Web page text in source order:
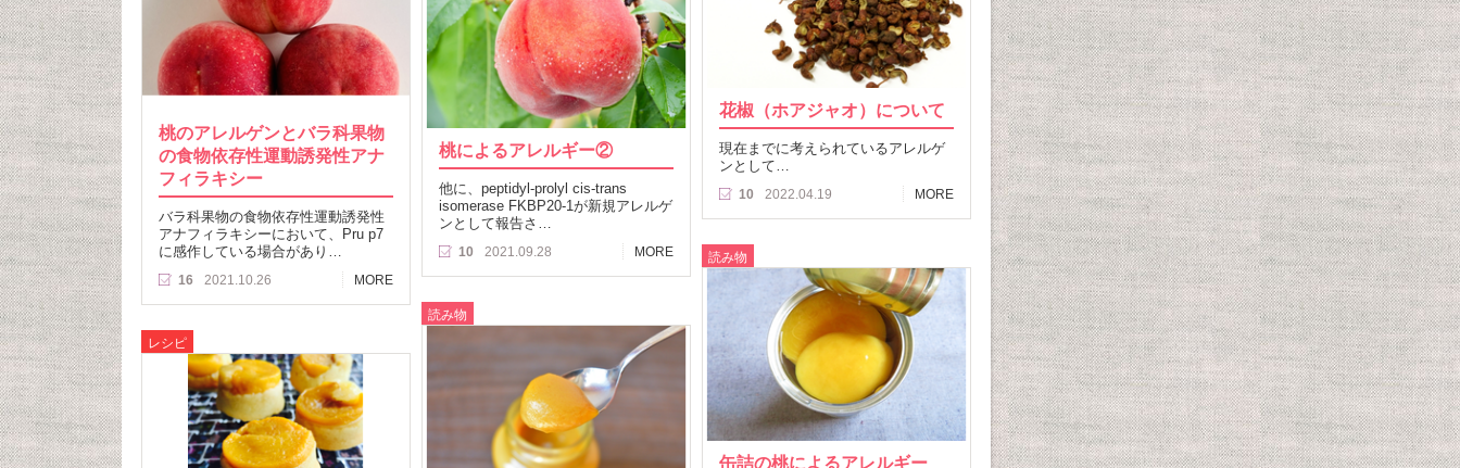
花椒（ホアジャオ）について
現在までに考えられているアレルゲ
ンとして…
10 2022.04.19 MORE
桃のアレルゲンとバラ科果物
の食物依存性運動誘発性アナ
フィラキシー
バラ科果物の食物依存性運動誘発性
アナフィラキシーにおいて、Pru p7
に感作している場合があり…
16 2021.10.26 MORE
桃によるアレルギー②
他に、peptidyl-prolyl cis-trans
isomerase FKBP20-1が新規アレルゲ
ンとして報告さ…
10 2021.09.28 MORE 読み物
缶詰の桃によるアレルギー
読み物
レシピ